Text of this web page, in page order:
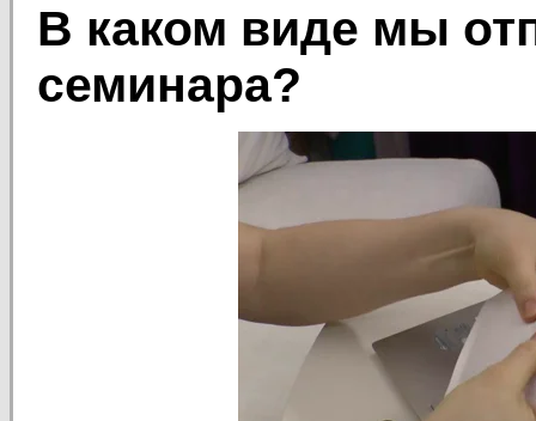
В каком виде мы
семинара?